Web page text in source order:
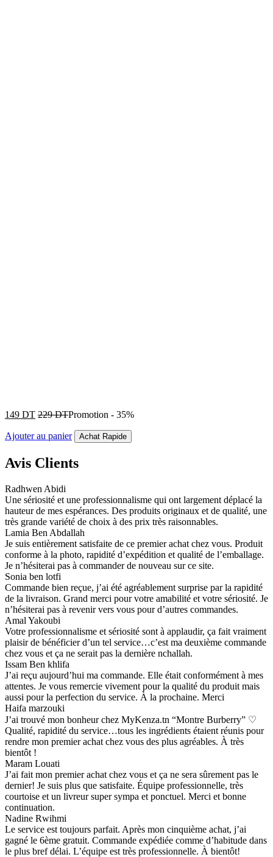
149 DT 229DTPromotion - 35%
Ajouter au panier Achat Rapide
Avis Clients
Radhwen Abidi
Une sériosité et une professionnalisme qui ont largement déplacé la
hauteur de mes espérances. Des produits originaux et de qualité, une
très grande variété de choix à des prix très raisonnables.
Lamia Ben Abdallah
Je suis entièrement satisfaite de ce premier achat chez vous. Produit
conforme à la photo, rapidité d’expédition et qualité de l’emballage.
Je n’hésiterai pas à commander de nouveau sur ce site.
Sonia ben lotfi
Commande bien reçue, j’ai été agréablement surprise par la rapidité
de la livraison. Grand merci pour votre amabilité et votre sériosité. Je
n’hésiterai pas à revenir vers vous pour d’autres commandes.
Amal Yakoubi
Votre professionnalisme et sériosité sont à applaudir, ça fait vraiment
plaisir de bénéficier d’un tel service…c’est ma deuxième commande
chez vous et ça ne serait pas la dernière nchallah.
Issam Ben khlifa
J’ai reçu aujourd’hui ma commande. Elle était conformément à mes
attentes. Je vous remercie vivement pour la qualité du produit mais
aussi pour la perfection du service. À la prochaine. Merci
Haifa marzouki
J’ai trouvé mon bonheur chez MyKenza.tn “Montre Burberry” ♡
Qualité, rapidité du service…tous les ingrédients étaient réunis pour
rendre mon premier achat chez vous des plus agréables. À très
bientôt !
Maram Louati
J’ai fait mon premier achat chez vous et ça ne sera sûrement pas le
dernier! Je suis plus que satisfaite. Équipe professionnelle, très
courtoise et un livreur super sympa et ponctuel. Merci et bonne
continuation.
Nadine Rwihmi
Le service est toujours parfait. Après mon cinquième achat, j’ai
gagné le 6ème gratuit. Commande expédiée comme d’habitude dans
le plus bref délai. L’équipe est très professionnelle. À bientôt!